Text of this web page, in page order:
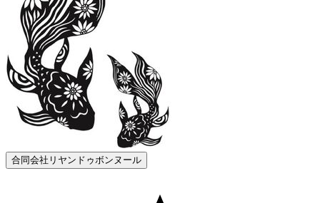
合同会社リヤンドゥボンヌール